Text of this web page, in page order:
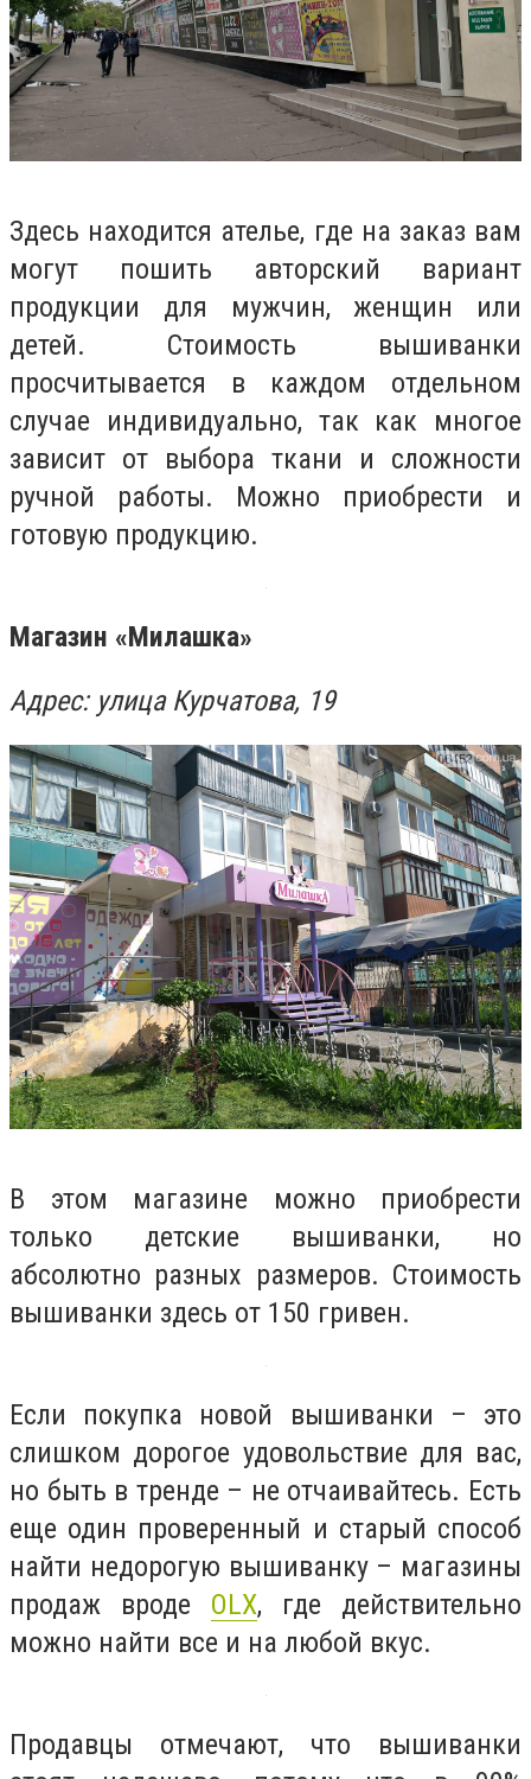
Здесь находится ателье, где на заказ вам
могут пошить авторский вариант
продукции для мужчин, женщин или
детей. Стоимость вышиванки
просчитывается в каждом отдельном
случае индивидуально, так как многое
зависит от выбора ткани и сложности
ручной работы. Можно приобрести и
готовую продукцию.
Магазин «Милашка»
Адрес: улица Курчатова, 19
В этом магазине можно приобрести
только детские вышиванки, но
абсолютно разных размеров. Стоимость
вышиванки здесь от 150 гривен.
Если покупка новой вышиванки – это
слишком дорогое удовольствие для вас,
но быть в тренде – не отчаивайтесь. Есть
еще один проверенный и старый способ
найти недорогую вышиванку – магазины
продаж вроде ОLX, где действительно
можно найти все и на любой вкус.
Продавцы отмечают, что вышиванки